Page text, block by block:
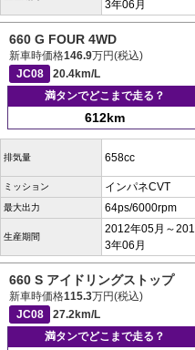
3年06月
660 G FOUR 4WD
新車時価格146.9万円(税込)
JC08
20.4km/L
満タンでどこまで走る？
612km
排気量 658cc
ミッション インパネCVT
最大出力 64ps/6000rpm
生産期間
2012年05月～201
3年06月
660 S アイドリングストップ
新車時価格115.3万円(税込)
JC08
27.2km/L
満タンでどこまで走る？